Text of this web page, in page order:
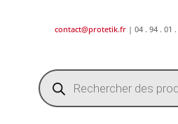
contact@protetik.fr | 04 . 94 . 01
Recherche
de
produits